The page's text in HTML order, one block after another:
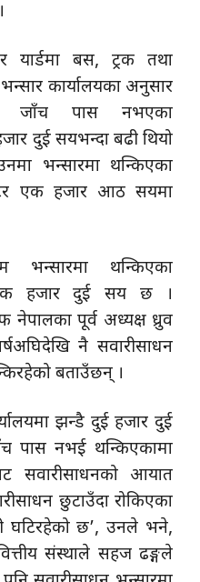
यार्डमा बस, ट्रक तथा
कार्यालयका अनुसार
जाँच पास नभएका
दुई सयभन्दा बढी थियो
भन्सारमा थन्किएका
एक हजार आठ सयमा
थन्किएका
एक हजार दुई सय छ ।
पूर्व अध्यक्ष ध्रुव
नै सवारीसाधन
बताउँछन् ।
झन्डै दुई हजार दुई
पास नभई थन्किएकामा
सवारीसाधनको आयात
छुटाउँदा रोकिएका
घटिरहेको छ’, उनले भने,
संस्थाले सहज ढङ्गले